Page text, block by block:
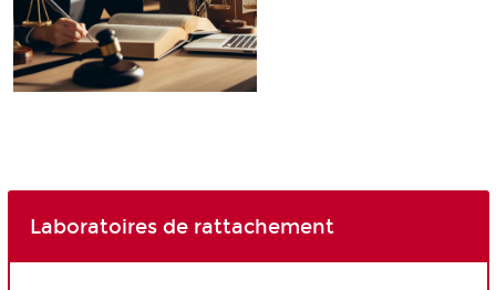
Laboratoires de rattachement